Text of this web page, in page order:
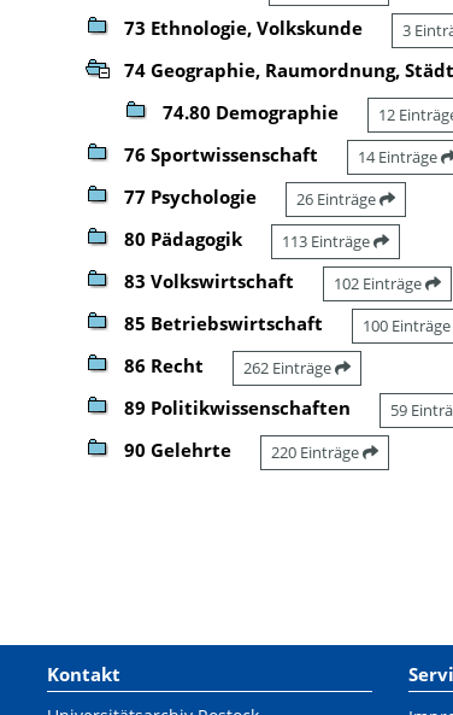
73 Ethnologie, Volkskunde 3
74 Geographie, Raumordnung,
74.80 Demographie 12
76 Sportwissenschaft 14 Einträge
77 Psychologie 26 Einträge
80 Pädagogik 113 Einträge
83 Volkswirtschaft 102 Einträge
85 Betriebswirtschaft 100 Einträge
86 Recht 262 Einträge
89 Politikwissenschaften 59
90 Gelehrte 220 Einträge
Kontakt